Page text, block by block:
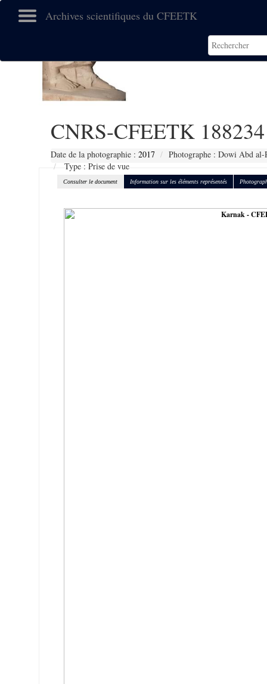
Archives scientifiques du CFEETK
CNRS-CFEETK 188234
Date de la photographie : 2017
Photographe : Dowi Abd
Type : Prise de vue
Consulter le document Information sur les éléments représentés